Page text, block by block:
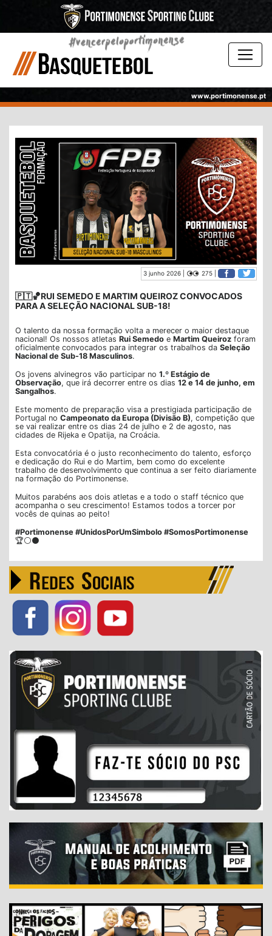
www.portimonense.pt
3 junho 2026 | 275 |
🇵🇹🏀RUI SEMEDO E MARTIM QUEIROZ CONVOCADOS
PARA A SELEÇÃO NACIONAL SUB-18!
O talento da nossa formação volta a merecer o maior destaque
nacional! Os nossos atletas Rui Semedo e Martim Queiroz foram
oficialmente convocados para integrar os trabalhos da Seleção
Nacional de Sub-18 Masculinos.
Os jovens alvinegros vão participar no 1.º Estágio de
Observação, que irá decorrer entre os dias 12 e 14 de junho, em
Sangalhos.
Este momento de preparação visa a prestigiada participação de
Portugal no Campeonato da Europa (Divisão B), competição que
se vai realizar entre os dias 24 de julho e 2 de agosto, nas
cidades de Rijeka e Opatija, na Croácia.
Esta convocatória é o justo reconhecimento do talento, esforço
e dedicação do Rui e do Martim, bem como do excelente
trabalho de desenvolvimento que continua a ser feito diariamente
na formação do Portimonense.
Muitos parabéns aos dois atletas e a todo o staff técnico que
acompanha o seu crescimento! Estamos todos a torcer por
vocês de quinas ao peito!
#Portimonense #UnidosPorUmSimbolo #SomosPortimonense
🏆⚪⚫